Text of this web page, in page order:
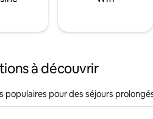
à découvrir
populaires pour des séjours